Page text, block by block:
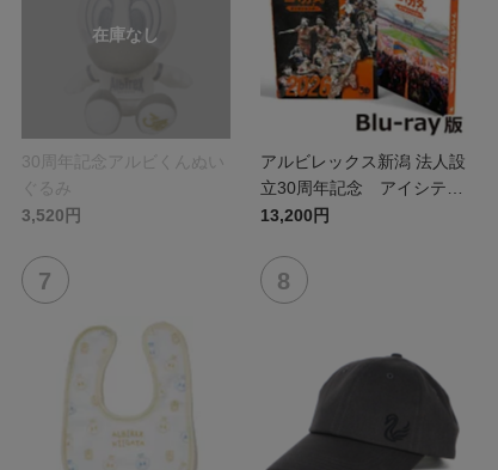
30周年記念アルビくんぬい
ぐるみ
3,520円
アルビレックス新潟 法人設
立30周年記念 アイシテル
ニイガタ ―受け継がれる想
13,200円